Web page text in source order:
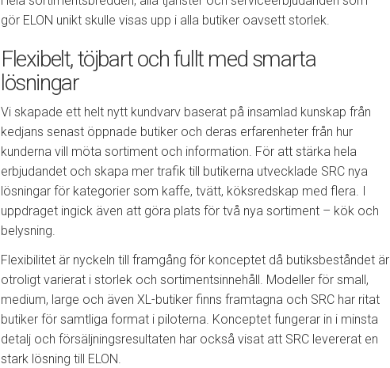
gör ELON unikt skulle visas upp i alla butiker oavsett storlek.
Flexibelt, töjbart och fullt med smarta
lösningar
Vi skapade ett helt nytt kundvarv baserat på insamlad kunskap från
kedjans senast öppnade butiker och deras erfarenheter från hur
kunderna vill möta sortiment och information. För att stärka hela
erbjudandet och skapa mer trafik till butikerna utvecklade SRC nya
lösningar för kategorier som kaffe, tvätt, köksredskap med flera. I
uppdraget ingick även att göra plats för två nya sortiment – kök och
belysning.
Flexibilitet är nyckeln till framgång för konceptet då butiksbeståndet är
otroligt varierat i storlek och sortimentsinnehåll. Modeller för small,
medium, large och även XL-butiker finns framtagna och SRC har ritat
butiker för samtliga format i piloterna. Konceptet fungerar in i minsta
detalj och försäljningsresultaten har också visat att SRC levererat en
stark lösning till ELON.